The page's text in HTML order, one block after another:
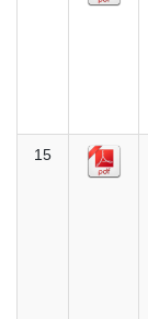
15